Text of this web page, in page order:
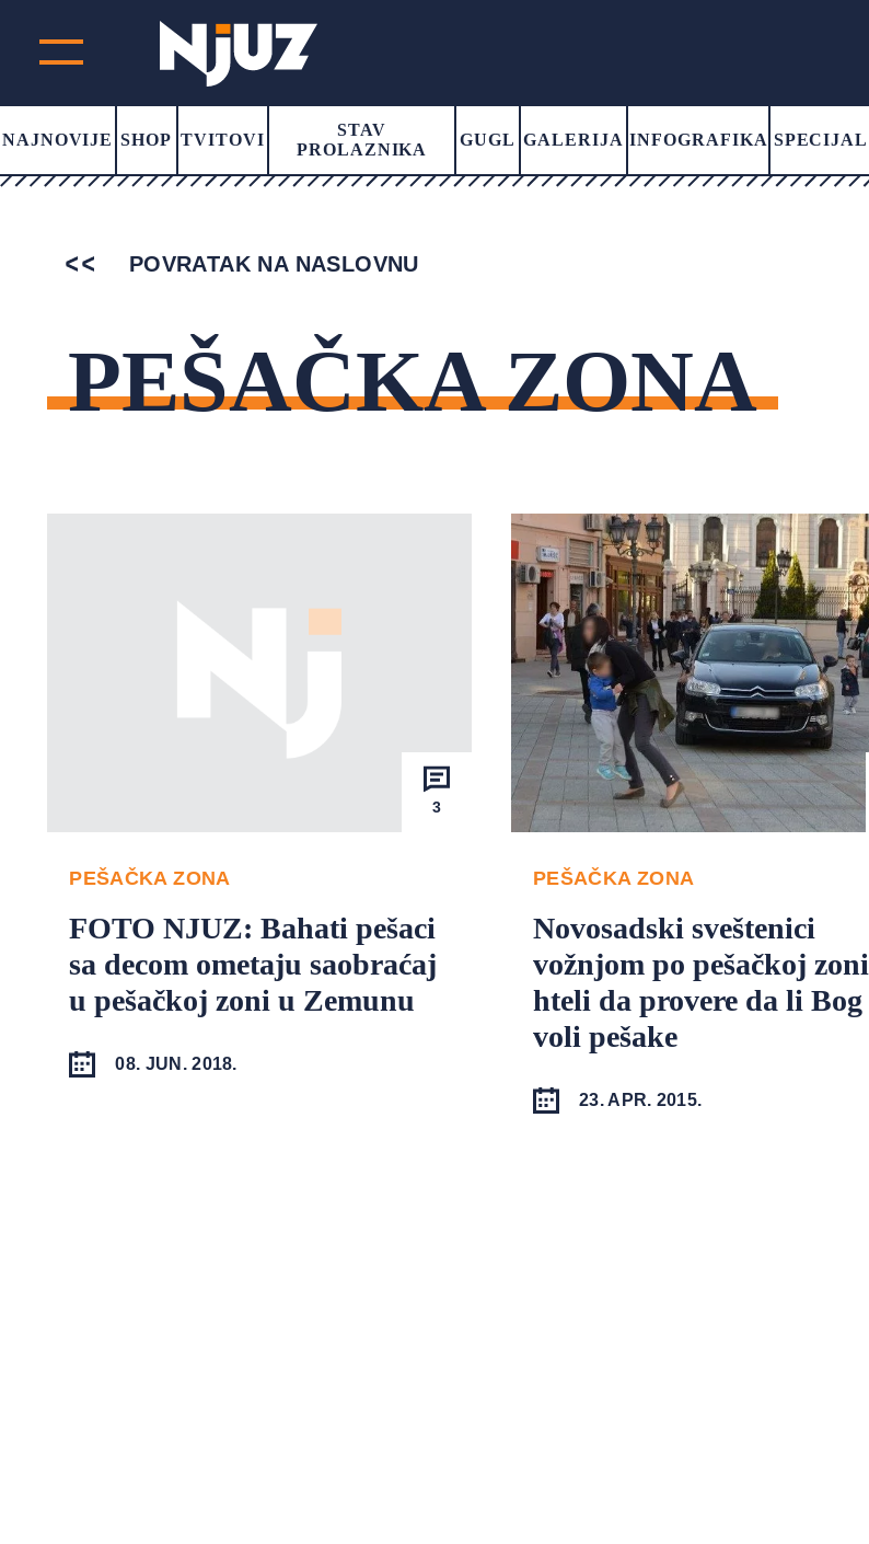
NAJNOVIJE SHOP TVITOVI
STAV
PROLAZNIKA
GUGL GALERIJA INFOGRAFIKA SPECIJAL
POVRATAK NA NASLOVNU
PEŠAČKA ZONA
3
PEŠAČKA ZONA
FOTO NJUZ: Bahati pešaci
sa decom ometaju saobraćaj
u pešačkoj zoni u Zemunu
08. JUN. 2018.
PEŠAČKA ZONA
Novosadski sveštenici
vožnjom po pešačkoj zoni
hteli da provere da li Bog
voli pešake
23. APR. 2015.